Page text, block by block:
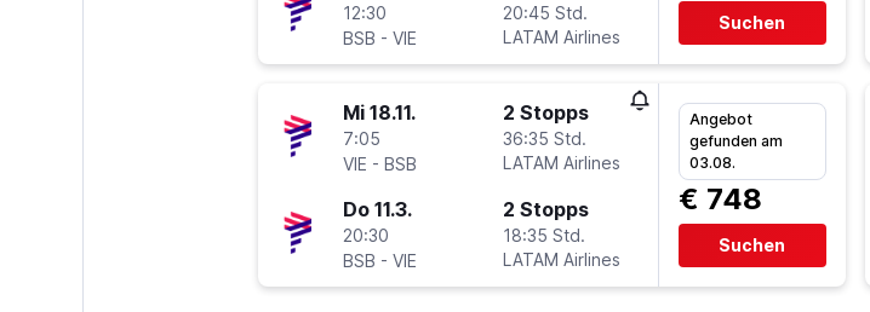
12:30
BSB - VIE
20:45 Std.
LATAM Airlines
Suchen
Mi 18.11.
7:05
VIE - BSB
2 Stopps
36:35 Std.
LATAM Airlines
Do 11.3.
20:30
BSB - VIE
2 Stopps
18:35 Std.
LATAM Airlines
Angebot
gefunden am
03.08.
€ 748
Suchen